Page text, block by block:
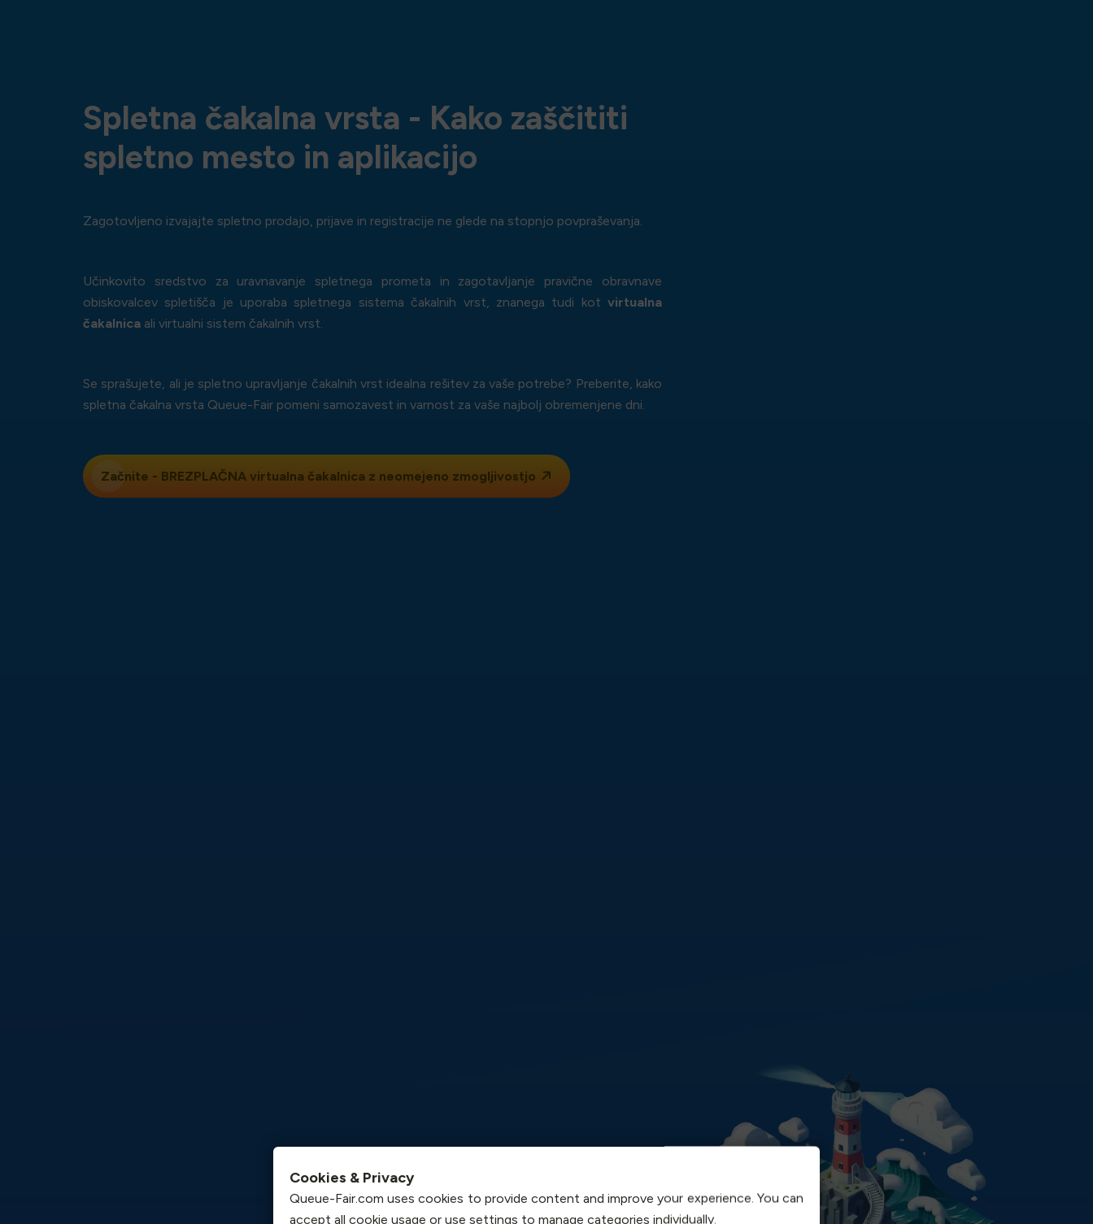
Spletna čakalna vrsta - Kako zaščititi
spletno mesto in aplikacijo
Zagotovljeno izvajajte spletno prodajo, prijave in registracije ne glede na stopnjo povpraševanja.
Učinkovito sredstvo za uravnavanje spletnega prometa in zagotavljanje pravične obravnave
obiskovalcev spletišča je uporaba spletnega sistema čakalnih vrst, znanega tudi kot virtualna
čakalnica ali virtualni sistem čakalnih vrst.
Se sprašujete, ali je spletno upravljanje čakalnih vrst idealna rešitev za vaše potrebe? Preberite, kako
spletna čakalna vrsta Queue-Fair pomeni samozavest in varnost za vaše najbolj obremenjene dni.
Začnite - BREZPLAČNA virtualna čakalnica z neomejeno zmogljivostjo
Cookies & Privacy
Queue-Fair.com uses cookies to provide content and improve your experience. You can
accept all cookie usage or use settings to manage categories individually.